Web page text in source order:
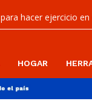
HOGAR